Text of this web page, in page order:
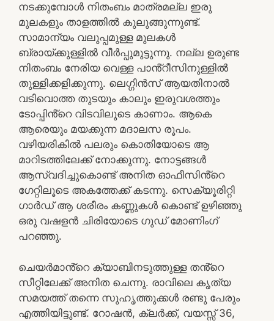
നടക്കുമ്പോൾ നിതംബം മാത്രമല്ല ഇരു
മുലകളും താളത്തിൽ കുലുങ്ങുന്നുണ്ട്.
സാമാന്യം വലുപ്പമുള്ള മുലകൾ
ബ്രായ്ക്കുള്ളിൽ വീർപ്പുമുട്ടുന്നു. നല്ല ഉരുണ്ട
നിതംബം നേരിയ വെള്ള പാൻ്റീസിനുള്ളിൽ
തുള്ളിക്കളിക്കുന്നു. ലെഗ്ഗിൻസ് ആയതിനാൽ
വടിവൊത്ത തുടയും കാലും ഇരുവശത്തും
ടോപ്പിൻ്റെ വിടവിലൂടെ കാണാം. ആകെ
ആരെയും മയക്കുന്ന മദാലസ രൂപം.
വഴിയരികിൽ പലരും കൊതിയോടെ ആ
മാറിടത്തിലേക്ക് നോക്കുന്നു. നോട്ടങ്ങൾ
ആസ്വദിച്ചുകൊണ്ട് അനിത ഓഫീസിൻ്റെ
ഗേറ്റിലൂടെ അകത്തേക്ക് കടന്നു. സെക്യൂരിറ്റി
ഗാർഡ് ആ ശരീരം കണ്ണുകൾ കൊണ്ട് ഉഴിഞ്ഞു
ഒരു വഷളൻ ചിരിയോടെ ഗുഡ് മോണിംഗ്
പറഞ്ഞു.
ചെയർമാൻ്റെ ക്യാബിനടുത്തുള്ള തൻ്റെ
സീറ്റിലേക്ക് അനിത ചെന്നു. രാവിലെ കൃത്യ
സമയത്ത് തന്നെ സുഹൃത്തുക്കൾ രണ്ടു പേരും
എത്തിയിട്ടുണ്ട്. റോഷൻ, ക്ലർക്ക്, വയസ്സ് 36,